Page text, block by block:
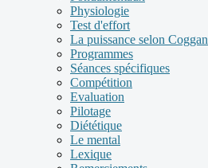
Physiologie
Test d'effort
La puissance selon Coggan
Programmes
Séances spécifiques
Compétition
Evaluation
Pilotage
Diététique
Le mental
Lexique